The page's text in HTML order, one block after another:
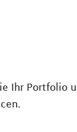
Ihr Portfolio